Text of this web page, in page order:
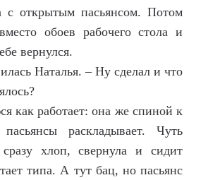
с открытым пасьянсом. Потом
обоев рабочего стола и
вернулся.
Наталья. – Ну сделал и что
как работает: она же спиной к
раскладывает. Чуть
хлоп, свернула и сидит
типа. А тут бац, но пасьянс